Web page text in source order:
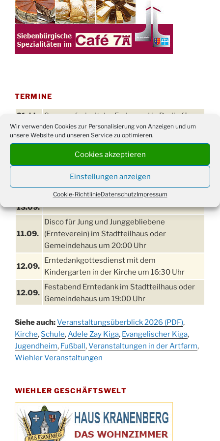
Wir verwenden Cookies zur Personalisierung von Anzeigen und um
unsere Website und unseren Service zu optimieren.
Cookies akzeptieren
Einstellungen anzeigen
Cookie-RichtlinieDatenschutzImpressum
TERMINE
21. bis
28.8.
Sommerfreizeit der Ev. Jugend in Berlin für
Kinder ab 13 Jahren
Damen Doppel - Turnier des TC77 am
Tennisplatz
Einschulungsgottesdienst in der Kirche um
09:00 Uhr
13.09.
11.09.
Disco für Jung und Junggebliebene
(Ernteverein) im Stadtteilhaus oder
Gemeindehaus um 20:00 Uhr
12.09.
Erntedankgottesdienst mit dem
Kindergarten in der Kirche um 16:30 Uhr
12.09.
Festabend Erntedank im Stadtteilhaus oder
Gemeindehaus um 19:00 Uhr
13.09.
Stadtteilhaus um 14:00 Uhr
19.09.
Schlagerabend im Stadtteilhaus
Drabenderhöhe
Kinderbibeltag im Ev. Gemeindehaus von 10-
12 Uhr
09.10.
Afterwork-Andacht um 18:00 Uhr in der
Kirche
Siehe auch:Veranstaltungsüberblick 2026 (PDF),
Kirche, Schule,Adele Zay Kiga, Evangelischer Kiga,
Jugendheim, Fußball,Veranstaltungen in der Artfarm,
Wiehler Veranstaltungen
WIEHLER GESCHÄFTSWELT